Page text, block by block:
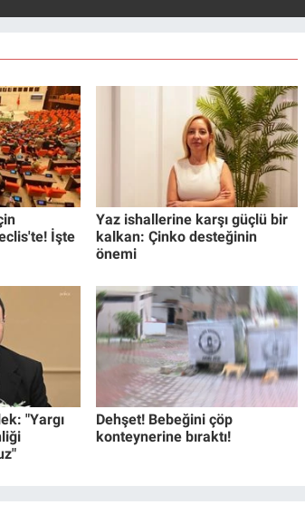
İşte
Yaz ishallerine karşı güçlü bir
kalkan: Çinko desteğinin
önemi
"Yargı
Dehşet! Bebeğini çöp
konteynerine bıraktı!